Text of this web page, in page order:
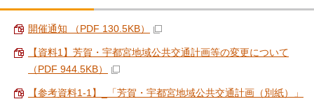
開催通知 （PDF 130.5KB）
【資料1】芳賀・宇都宮地域公共交通計画等の変更について
（PDF 944.5KB）
【参考資料1-1】_「芳賀・宇都宮地域公共交通計画（別紙）」